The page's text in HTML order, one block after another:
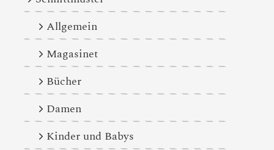
Allgemein
Magasinet
Bücher
Damen
Kinder und Babys